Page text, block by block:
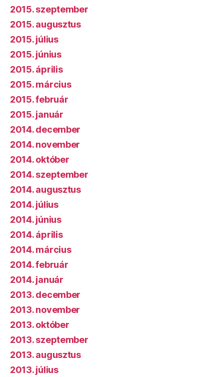
2015. szeptember
2015. augusztus
2015. július
2015. június
2015. április
2015. március
2015. február
2015. január
2014. december
2014. november
2014. október
2014. szeptember
2014. augusztus
2014. július
2014. június
2014. április
2014. március
2014. február
2014. január
2013. december
2013. november
2013. október
2013. szeptember
2013. augusztus
2013. július